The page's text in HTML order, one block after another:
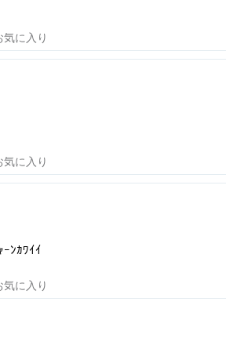
気に入り
気に入り
ﾝｶﾜｲｲ
気に入り